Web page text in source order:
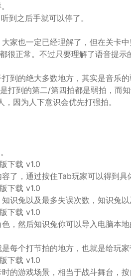
到之后手就可以停了。
家也一定已经理解了，但在关卡
正常。不过只要理解了语音提示
到的绝大多数地方，其实是音乐的
打到的第二/第四拍都是弱拍，而
因为人下意识会优先打强拍。
了，通过按住Tab玩家可以得到具
识兔以及最多失误次数，知识兔
，然后知识兔你可以导入电脑本
每个打节拍的地方，也就是给玩家
的游戏场景，相当于战斗舞台，按